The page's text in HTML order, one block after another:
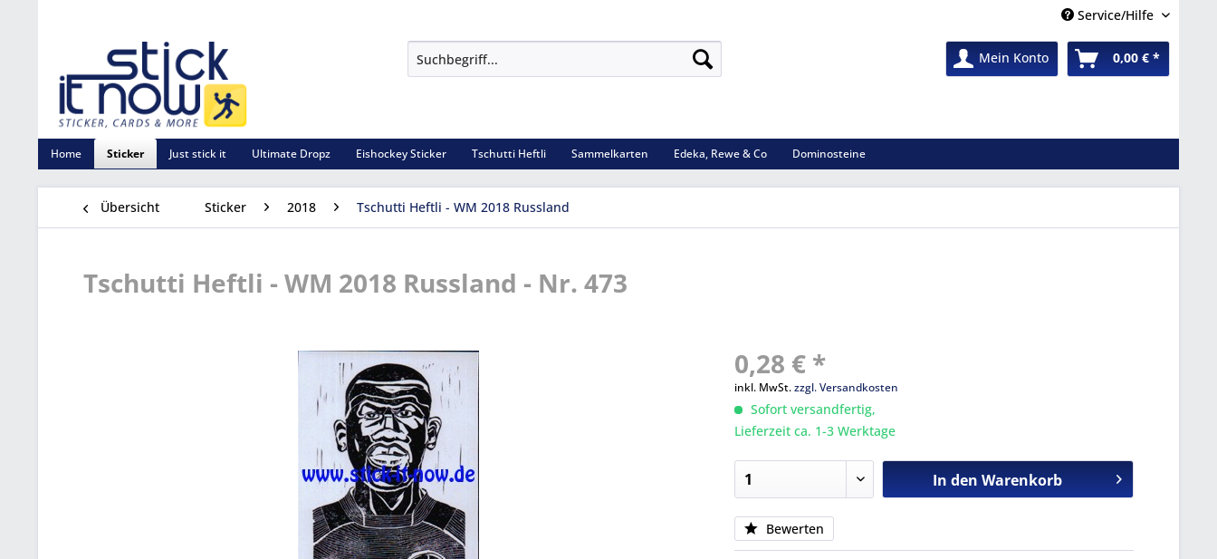
Service/Hilfe
Mein Konto 0,00 € *
Home Sticker Just stick it Ultimate Dropz Eishockey Sticker Tschutti Heftli Sammelkarten Edeka, Rewe & Co Dominosteine
Übersicht Sticker 2018 Tschutti Heftli - WM 2018 Russland
Tschutti Heftli - WM 2018 Russland - Nr. 473
0,28 € *
inkl. MwSt.zzgl. Versandkosten
Sofort versandfertig,
Lieferzeit ca. 1-3 Werktage
In den Warenkorb
Bewerten